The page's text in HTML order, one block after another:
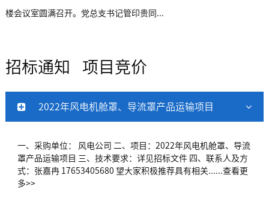
楼会议室圆满召开。党总支书记管印贵同...
招标通知 项目竞价
2022年风电机舱罩、导流罩产品运输项目
一、采购单位： 风电公司 二、项目：2022年风电机舱罩、导流
罩产品运输项目 三、技术要求：详见招标文件 四、联系人及方
式：张嘉冉 17653405680 望大家积极推荐具有相关...... 查看更
多>>